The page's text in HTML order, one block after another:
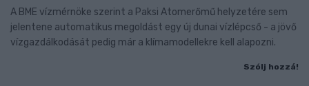
A BME vízmérnöke szerint a Paksi Atomerőmű helyzetére sem
jelentene automatikus megoldást egy új dunai vízlépcső - a jövő
vízgazdálkodását pedig már a klímamodellekre kell alapozni.
Szólj hozzá!